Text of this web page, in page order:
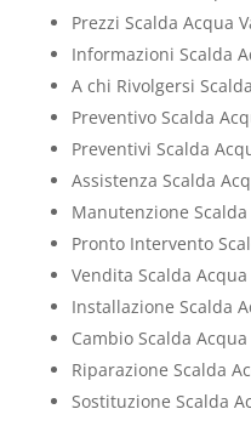
Prezzi Scalda Acqua
Informazioni Scalda
A chi Rivolgersi
Preventivo Scalda
Preventivi Scalda
Assistenza Scalda
Manutenzione
Pronto Intervento
Vendita Scalda
Installazione Scalda
Cambio Scalda
Riparazione Scalda
Sostituzione Scalda